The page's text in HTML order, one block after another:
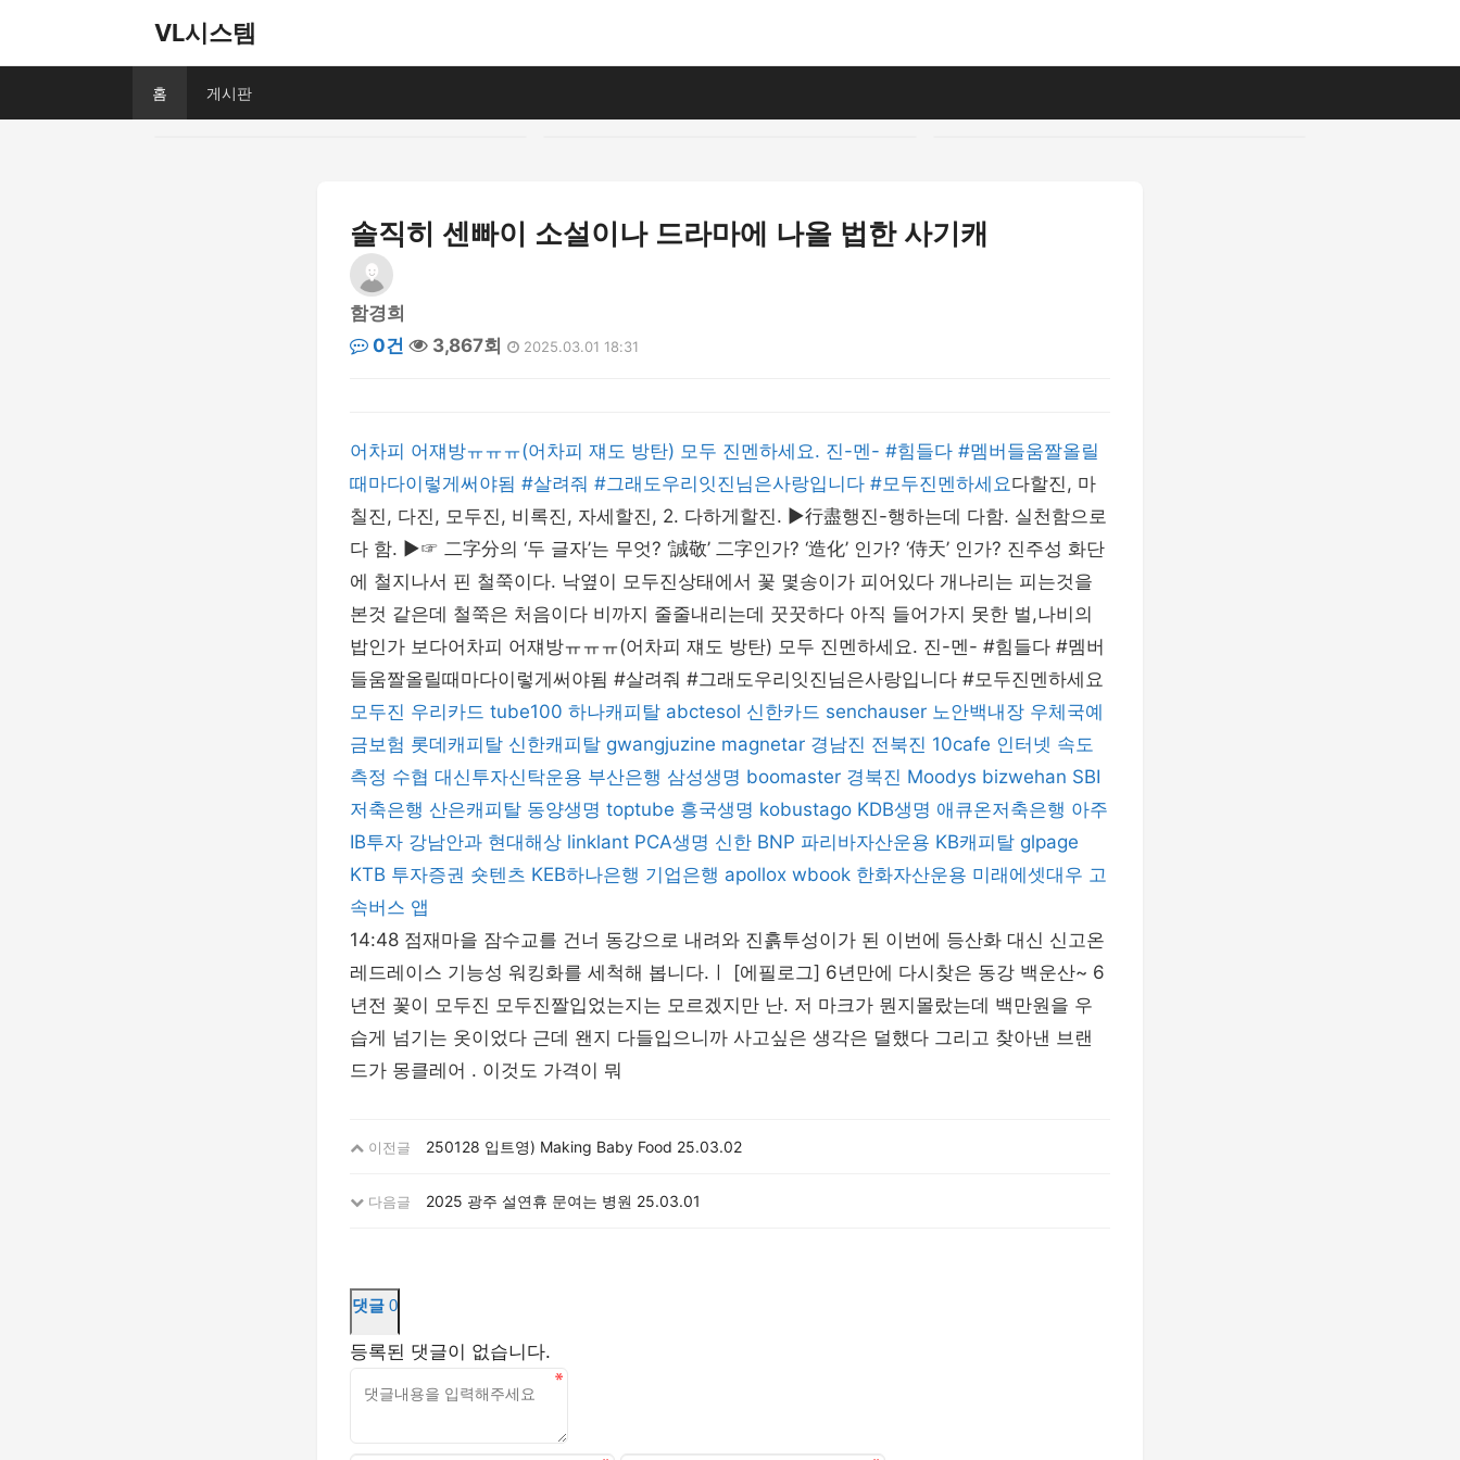
VL시스템
홈 게시판
솔직히 센빠이 소설이나 드라마에 나올 법한 사기캐
함경희
0건
3,867회 2025.03.01 18:31
어차피 어쟤방ㅠㅠㅠ(어차피 쟤도 방탄) 모두 진멘하세요. 진-멘- #힘들다 #멤버들움짤올릴
때마다이렇게써야됨 #살려줘 #그래도우리잇진님은사랑입니다 #모두진멘하세요다할진, 마
칠진, 다진, 모두진, 비록진, 자세할진, 2. 다하게할진. ▶行盡행진-행하는데 다함. 실천함으로
다 함. ▶☞ 二字分의 ‘두 글자’는 무엇? ‘誠敬’ 二字인가? ‘造化’ 인가? ‘侍天’ 인가? 진주성 화단
에 철지나서 핀 철쭉이다. 낙옆이 모두진상태에서 꽃 몇송이가 피어있다 개나리는 피는것을
본것 같은데 철쭉은 처음이다 비까지 줄줄내리는데 꿋꿋하다 아직 들어가지 못한 벌,나비의
밥인가 보다어차피 어쟤방ㅠㅠㅠ(어차피 쟤도 방탄) 모두 진멘하세요. 진-멘- #힘들다 #멤버
들움짤올릴때마다이렇게써야됨 #살려줘 #그래도우리잇진님은사랑입니다 #모두진멘하세요
모두진 우리카드 tube100 하나캐피탈 abctesol 신한카드 senchauser 노안백내장 우체국예
금보험 롯데캐피탈 신한캐피탈 gwangjuzine magnetar 경남진 전북진 10cafe 인터넷 속도
측정 수협 대신투자신탁운용 부산은행 삼성생명 boomaster 경북진 Moodys bizwehan SBI
저축은행 산은캐피탈 동양생명 toptube 흥국생명 kobustago KDB생명 애큐온저축은행 아주
IB투자 강남안과 현대해상 linklant PCA생명 신한 BNP 파리바자산운용 KB캐피탈 glpage
KTB 투자증권 숏텐츠 KEB하나은행 기업은행 apollox wbook 한화자산운용 미래에셋대우 고
속버스 앱
14:48 점재마을 잠수교를 건너 동강으로 내려와 진흙투성이가 된 이번에 등산화 대신 신고온
레드레이스 기능성 워킹화를 세척해 봅니다.ㅣ [에필로그] 6년만에 다시찾은 동강 백운산~ 6
년전 꽃이 모두진 모두진짤입었는지는 모르겠지만 난. 저 마크가 뭔지몰랐는데 백만원을 우
습게 넘기는 옷이었다 근데 왠지 다들입으니까 사고싶은 생각은 덜했다 그리고 찾아낸 브랜
드가 몽클레어 . 이것도 가격이 뭐
이전글 250128 입트영) Making Baby Food 25.03.02
다음글 2025 광주 설연휴 문여는 병원 25.03.01
댓글 0
등록된 댓글이 없습니다.